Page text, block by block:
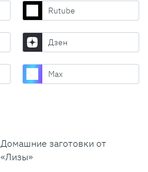
Rutube
Дзен
Max
Домашние заготовки от
«Лизы»